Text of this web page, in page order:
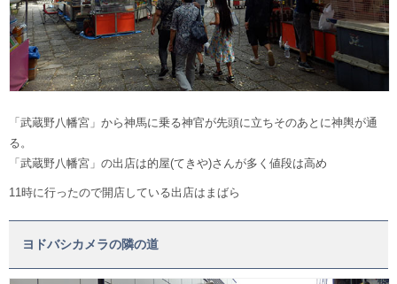
「武蔵野八幡宮」から神馬に乗る神官が先頭に立ちそのあとに神輿が通
る。
「武蔵野八幡宮」の出店は的屋(てきや)さんが多く値段は高め
11時に行ったので開店している出店はまばら
ヨドバシカメラの隣の道